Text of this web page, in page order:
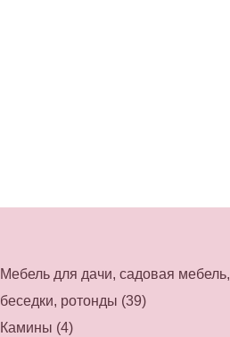
Мебель для дачи, садовая мебель,
беседки, ротонды (39)
Камины (4)